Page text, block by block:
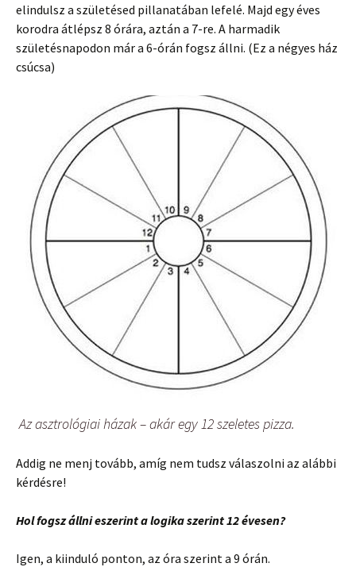
elindulsz a születésed pillanatában lefelé. Majd egy éves
korodra átlépsz 8 órára, aztán a 7-re. A harmadik
születésnapodon már a 6-órán fogsz állni. (Ez a négyes ház
csúcsa)
Az asztrológiai házak – akár egy 12 szeletes pizza.
Addig ne menj tovább, amíg nem tudsz válaszolni az alábbi
kérdésre!
Hol fogsz állni eszerint a logika szerint 12 évesen?
Igen, a kiinduló ponton, az óra szerint a 9 órán.